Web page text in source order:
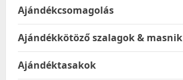
Ajándékcsomagolás
Ajándékkötöző szalagok & masnik
Ajándéktasakok